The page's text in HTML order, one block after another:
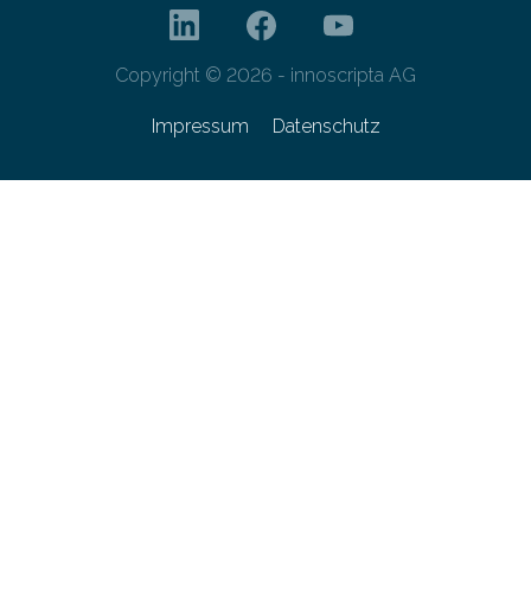
Copyright © 2026 - innoscripta AG
Impressum Datenschutz